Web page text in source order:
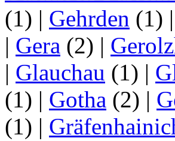
(1) | Gehrden (1) |
| Gera (2) |
| Glauchau (1) |
(1) | Gotha (2) |
(1) |